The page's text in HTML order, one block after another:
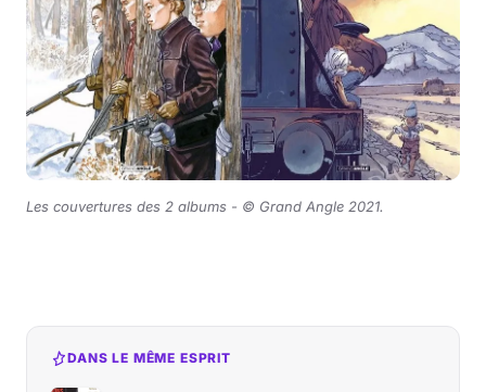
Les couvertures des 2 albums - © Grand Angle 2021.
DANS LE MÊME ESPRIT